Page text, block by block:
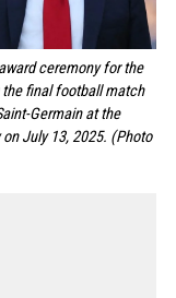
ceremony for the
the final football match
Germain at the
July 13, 2025. (Photo